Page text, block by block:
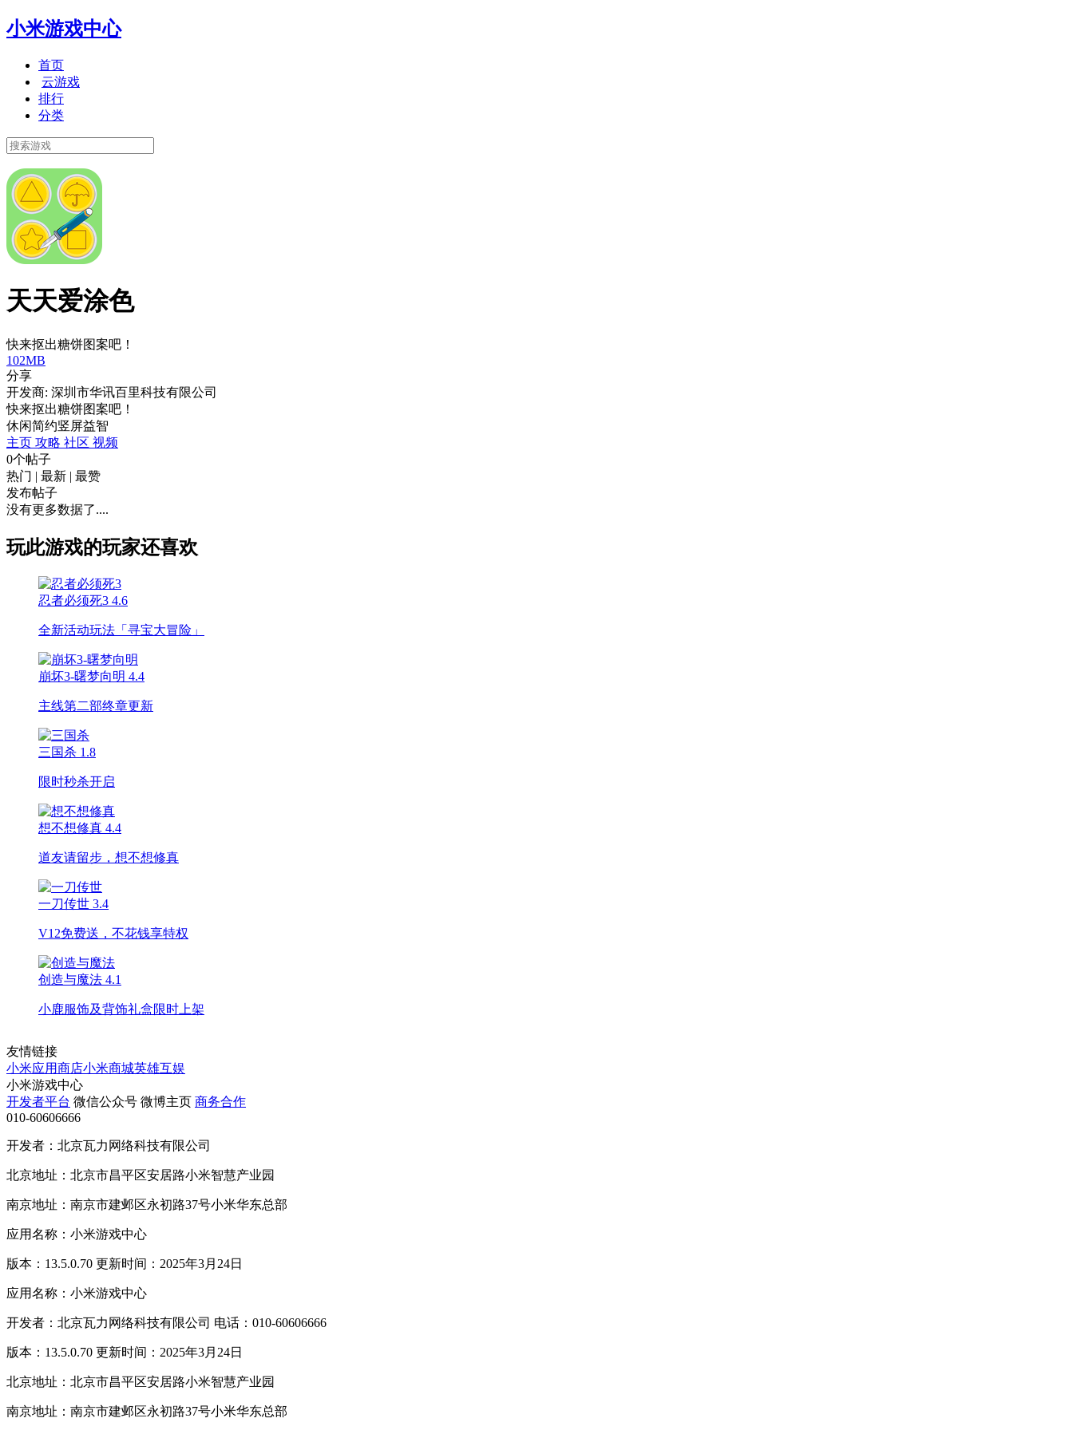
小米游戏中心
首页
云游戏
排行
分类
天天爱涂色
快来抠出糖饼图案吧！
102MB
分享
开发商: 深圳市华讯百里科技有限公司
快来抠出糖饼图案吧！
休闲简约竖屏益智
主页 攻略 社区 视频
0个帖子
热门 | 最新 | 最赞
发布帖子
没有更多数据了....
玩此游戏的玩家还喜欢
忍者必须死3 4.6
全新活动玩法「寻宝大冒险」
崩坏3-曙梦向明 4.4
主线第二部终章更新
三国杀 1.8
限时秒杀开启
想不想修真 4.4
道友请留步，想不想修真
一刀传世 3.4
V12免费送，不花钱享特权
创造与魔法 4.1
小鹿服饰及背饰礼盒限时上架
友情链接
小米应用商店小米商城英雄互娱
小米游戏中心
开发者平台 微信公众号 微博主页 商务合作
010-60606666
开发者：北京瓦力网络科技有限公司
北京地址：北京市昌平区安居路小米智慧产业园
南京地址：南京市建邺区永初路37号小米华东总部
应用名称：小米游戏中心
版本：13.5.0.70 更新时间：2025年3月24日
应用名称：小米游戏中心
开发者：北京瓦力网络科技有限公司 电话：010-60606666
版本：13.5.0.70 更新时间：2025年3月24日
北京地址：北京市昌平区安居路小米智慧产业园
南京地址：南京市建邺区永初路37号小米华东总部